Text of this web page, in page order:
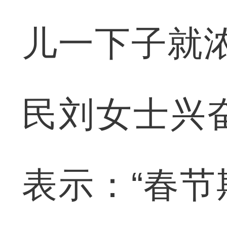
儿一下子就
民刘女士兴
表示：“春